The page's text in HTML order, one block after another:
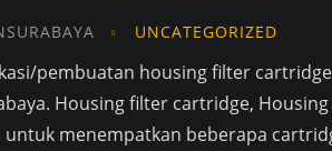
UNCATEGORIZED
pembuatan housing filter
Housing filter cartridge,
untuk menempatkan beberapa